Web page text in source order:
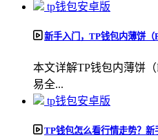
tp钱包安卓版
新手入门，TP钱包内薄饼（
本文详解TP钱包内薄饼（
易全...
tp钱包安卓版
TP钱包怎么看行情走势？新